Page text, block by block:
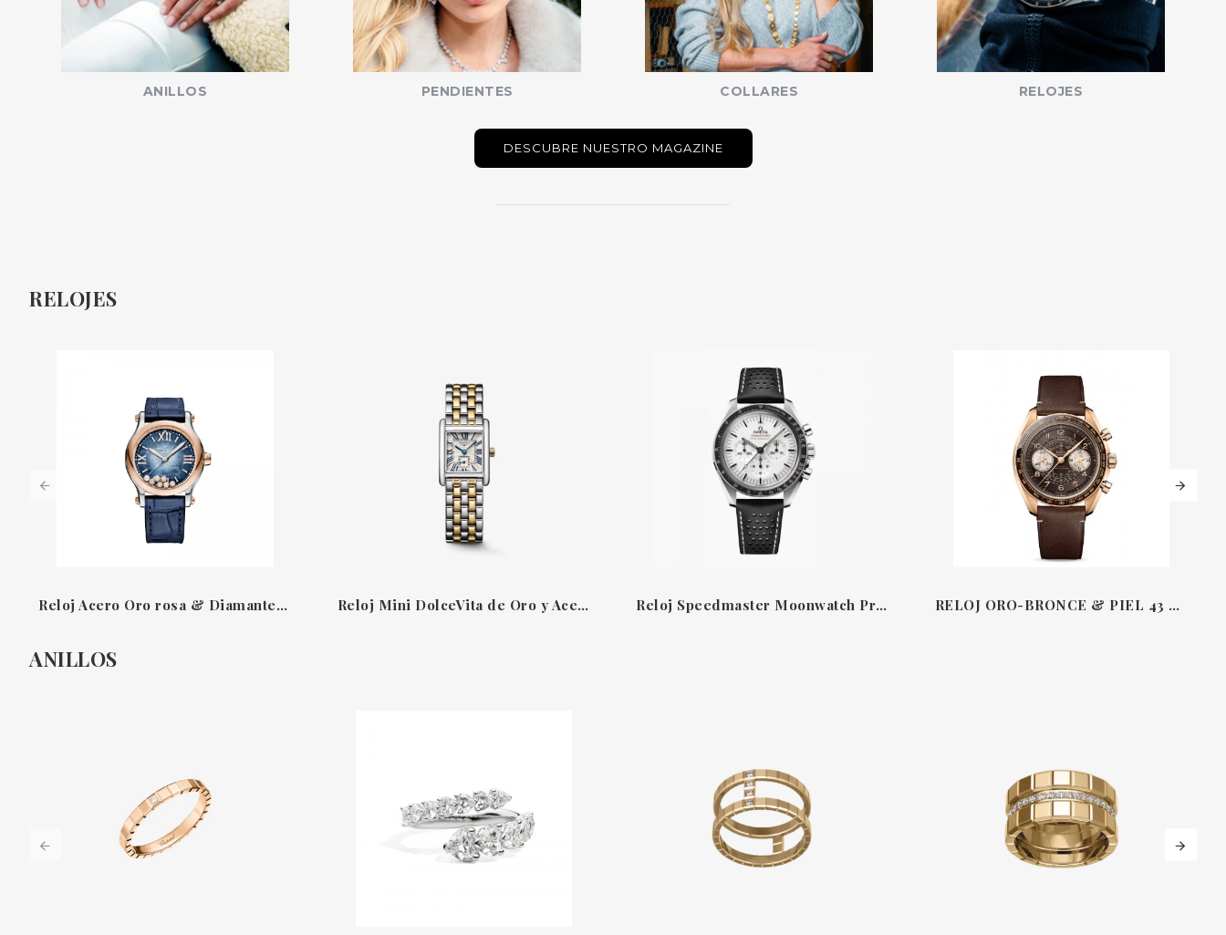
ANILLOS PENDIENTES COLLARES RELOJES
DESCUBRE NUESTRO MAGAZINE
RELOJES
Reloj Acero Oro rosa & Diamantes Madre Perla Happy Sport Chopard Reloj Mini DolceVita de Oro y Acero 21,5 mm Longines Reloj Speedmaster Moonwatch Professional 42mm Omega 31032425004002 RELOJ ORO-BRONCE & PIEL 43 MM MASTER CRONÓMETRO CO-AXIAL CRONÓGRAFO CHRONOSCOPE SPEEDMASTER OMEGA 32992GBL
ANILLOS